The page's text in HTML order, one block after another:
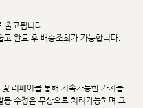
출고됩니다.
완료 후 배송조회가 가능합니다.
리페어를 통해 지속가능한 가치를
수정은 무상으로 처리가능하며 그